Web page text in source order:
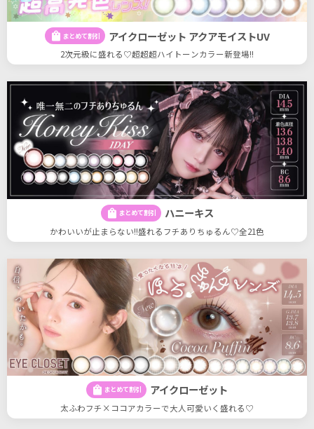
shopping_bag まとめて割引 アイクローゼット アクアモイストUV
2次元級に盛れる♡超超超ハイトーンカラー新登場!!
shopping_bag まとめて割引 ハニーキス
かわいいが止まらない!!盛れるフチありちゅるん♡全21色
shopping_bag まとめて割引 アイクローゼット
太ふわフチ×ココアカラーで大人可愛いく盛れる♡